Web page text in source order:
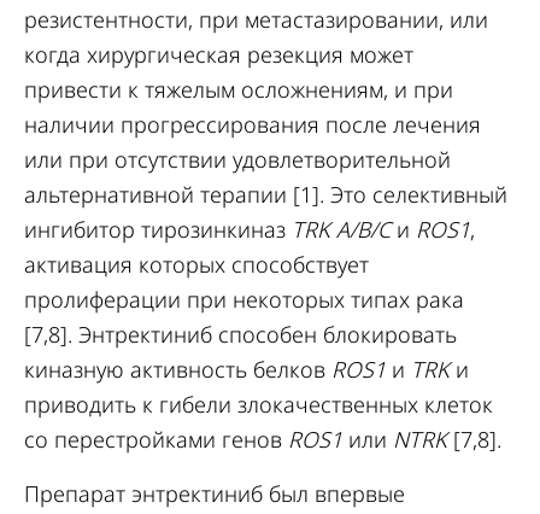
резистентности, при метастазировании, или
когда хирургическая резекция может
привести к тяжелым осложнениям, и при
наличии прогрессирования после лечения
или при отсутствии удовлетворительной
альтернативной терапии [1]. Это селективный
ингибитор тирозинкиназ TRK A/B/Cи ROS1,
активация которых способствует
пролиферации при некоторых типах рака
[7,8]. Энтректиниб способен блокировать
киназную активность белков ROS1 и TRKи
приводить к гибели злокачественных клеток
со перестройками генов ROS1 или NTRK[7,8].
Препарат энтректиниб был впервые